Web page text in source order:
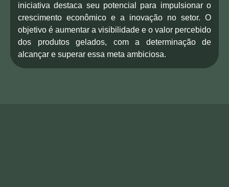
iniciativa destaca seu potencial para impulsionar o
crescimento econômico e a inovação no setor. O
objetivo é aumentar a visibilidade e o valor percebido
dos produtos gelados, com a determinação de
alcançar e superar essa meta ambiciosa.